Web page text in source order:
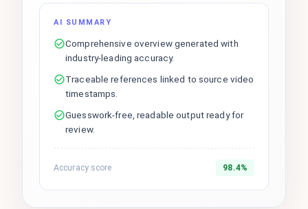
AI SUMMARY
Comprehensive overview generated with
industry-leading accuracy.
Traceable references linked to source video
timestamps.
Guesswork-free, readable output ready for
review.
Accuracy score 98.4%